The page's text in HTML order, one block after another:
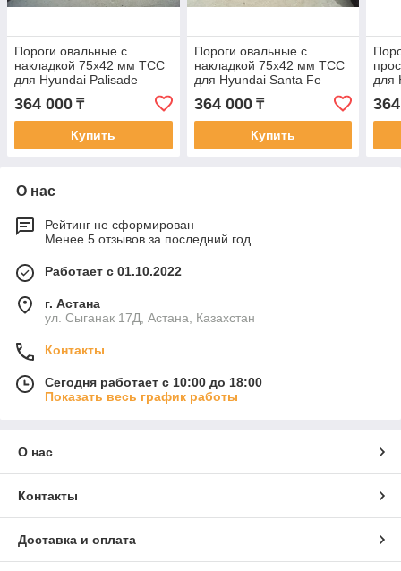
Пороги овальные с
накладкой 75х42 мм ТСС
для Hyundai Palisade
364 000 ₸
Купить
Пороги овальные с
накладкой 75х42 мм ТСС
для Hyundai Santa Fe
364 000₸
Купить
для
О нас
Рейтинг не сформирован
Менее 5 отзывов за последний год
Работает с 01.10.2022
г. Астана
ул. Сыганак 17Д, Астана, Казахстан
Контакты
Сегодня работает с 10:00 до 18:00
Показать весь график работы
О нас
Контакты
Доставка и оплата